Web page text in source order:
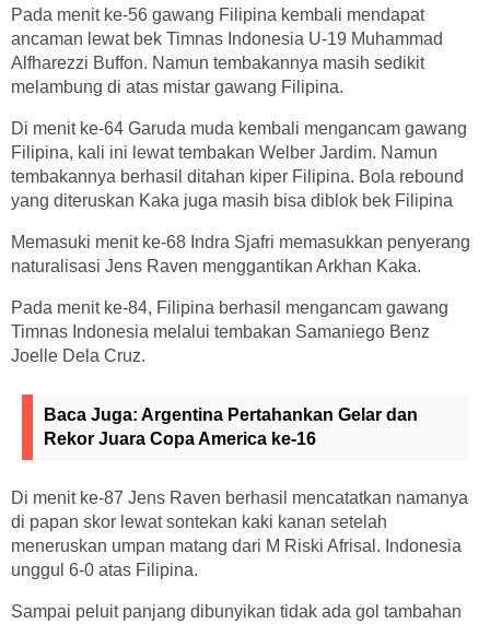
Pada menit ke-56 gawang Filipina kembali mendapat
ancaman lewat bek Timnas Indonesia U-19 Muhammad
Alfharezzi Buffon. Namun tembakannya masih sedikit
melambung di atas mistar gawang Filipina.
Di menit ke-64 Garuda muda kembali mengancam gawang
Filipina, kali ini lewat tembakan Welber Jardim. Namun
tembakannya berhasil ditahan kiper Filipina. Bola rebound
yang diteruskan Kaka juga masih bisa diblok bek Filipina
Memasuki menit ke-68 Indra Sjafri memasukkan penyerang
naturalisasi Jens Raven menggantikan Arkhan Kaka.
Pada menit ke-84, Filipina berhasil mengancam gawang
Timnas Indonesia melalui tembakan Samaniego Benz
Joelle Dela Cruz.
Baca Juga: Argentina Pertahankan Gelar dan
Rekor Juara Copa America ke-16
Di menit ke-87 Jens Raven berhasil mencatatkan namanya
di papan skor lewat sontekan kaki kanan setelah
meneruskan umpan matang dari M Riski Afrisal. Indonesia
unggul 6-0 atas Filipina.
Sampai peluit panjang dibunyikan tidak ada gol tambahan